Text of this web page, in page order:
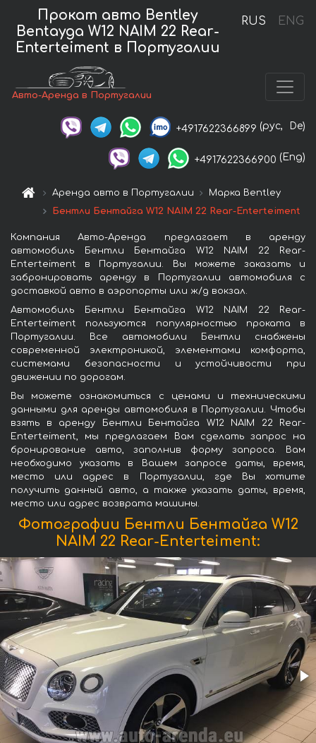
RUS ENG
Прокат авто Bentley
Bentayga W12 NAIM 22 Rear-
Enterteiment в Португалии
Авто-Аренда в Португалии
+4917622366899 (рус, De)
+4917622366900 (Eng)
Аренда авто в Португалии
Марка Bentley
Бентли Бентайга W12 NAIM 22 Rear-Enterteiment
Компания Авто-Аренда предлагает в аренду
автомобиль Бентли Бентайга W12 NAIM 22 Rear-
Enterteiment в Португалии. Вы можете заказать и
забронировать аренду в Португалии автомобиля с
доставкой авто в аэропорты или ж/д вокзал.
Автомобиль Бентли Бентайга W12 NAIM 22 Rear-
Enterteiment пользуются популярностью проката в
Португалии. Все автомобили Бентли снабжены
современной электроникой, элементами комфорта,
системами безопасности и устойчивости при
движении по дорогам.
Вы можете ознакомиться с ценами и техническими
данными для аренды автомобиля в Португалии. Чтобы
взять в аренду Бентли Бентайга W12 NAIM 22 Rear-
Enterteiment, мы предлагаем Вам сделать запрос на
бронирование авто, заполнив форму запроса. Вам
необходимо указать в Вашем запросе даты, время,
место или адрес в Португалии, где Вы хотите
получить данный авто, а также указать даты, время,
место или адрес возврата машины.
Фотографии Бентли Бентайга W12
NAIM 22 Rear-Enterteiment: